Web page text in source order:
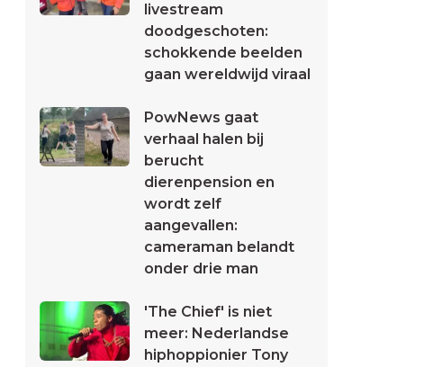
livestream
doodgeschoten:
schokkende beelden
gaan wereldwijd viraal
PowNews gaat
verhaal halen bij
berucht
dierenpension en
wordt zelf
aangevallen:
cameraman belandt
onder drie man
'The Chief' is niet
meer: Nederlandse
hiphoppionier Tony